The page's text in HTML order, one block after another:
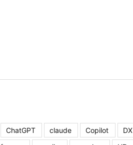
ChatGPT claude Copilot
DX